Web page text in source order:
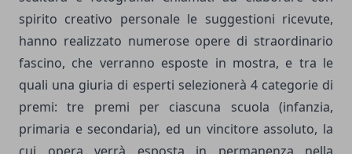
spirito creativo personale le suggestioni ricevute,
hanno realizzato numerose opere di straordinario
fascino, che verranno esposte in mostra, e tra le
quali una giuria di esperti selezionerà 4 categorie di
premi: tre premi per ciascuna scuola (infanzia,
primaria e secondaria), ed un vincitore assoluto, la